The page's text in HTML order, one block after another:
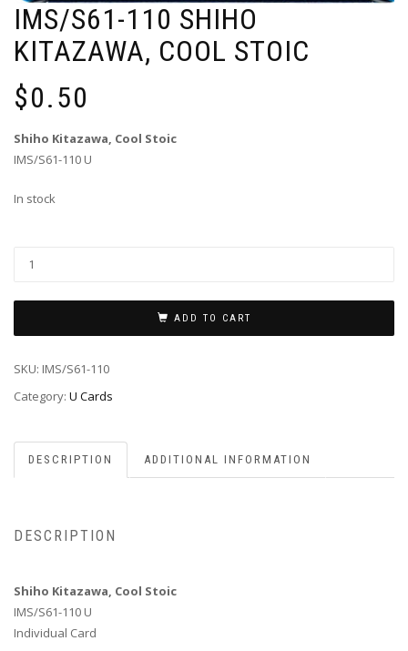
IMS/S61-110 SHIHO
KITAZAWA, COOL STOIC
$0.50
Shiho Kitazawa, Cool Stoic
IMS/S61-110 U
In stock
ADD TO CART
SKU: IMS/S61-110
Category: U Cards
DESCRIPTION ADDITIONAL INFORMATION
DESCRIPTION
Shiho Kitazawa, Cool Stoic
IMS/S61-110 U
Individual Card